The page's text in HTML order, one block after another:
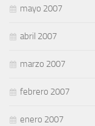
mayo 2007
abril 2007
marzo 2007
febrero 2007
enero 2007